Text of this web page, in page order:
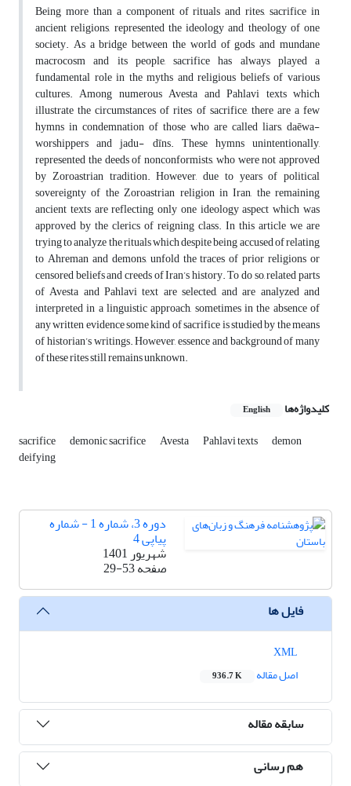
Being more than a component of rituals and rites, sacrifice in
ancient religions, represented the ideology and theology of one
society. As a bridge between the world of gods and mundane
macrocosm and its people, sacrifice has always played a
fundamental role in the myths and religious beliefs of various
cultures. Among numerous Avesta and Pahlavi texts which
illustrate the circumstances of rites of sacrifice, there are a few
hymns in condemnation of those who are called liars, daēwa-
worshippers and jadu- dīns. These hymns unintentionally,
represented the deeds of nonconformists, who were not approved
by Zoroastrian tradition. However, due to years of political
sovereignty of the Zoroastrian religion in Iran, the remaining
ancient texts are reflecting only one ideology aspect which was
approved by the clerics of reigning class. In this article we are
trying to analyze the rituals which despite being accused of relating
to Ahreman and demons, unfold the traces of prior religions or
censored beliefs and creeds of Iran’s history. To do so, related parts
of Avesta and Pahlavi text are selected, and are analyzed and
interpreted in a linguistic approach, sometimes in the absence of
any written evidence some kind of sacrifice is studied by the means
of historian’s writings. However, essence and background of many
of these rites still remains unknown.
کلیدواژه‌ها English
sacrifice demonic sacrifice Avesta Pahlavi texts demon
deifying
دوره 3، شماره 1 - شماره
پیاپی 4
شهریور 1401
صفحه29-53
فایل ها
اصل مقاله
936.7 K
سابقه مقاله
هم رسانی